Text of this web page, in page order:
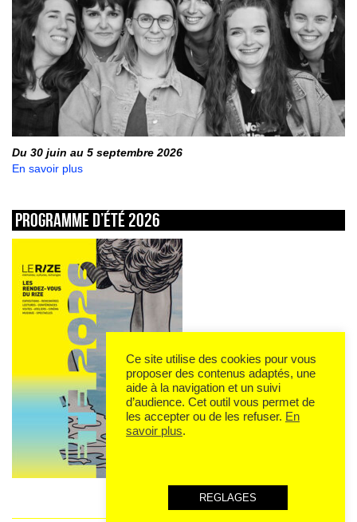
Du 30 juin au 5 septembre 2026
En savoir plus
Programme d’été 2026
Ce site utilise des cookies pour vous
proposer des contenus adaptés, une
aide à la navigation et un suivi
d’audience. Cet outil vous permet de
les accepter ou de les refuser. En
savoir plus.
REGLAGES